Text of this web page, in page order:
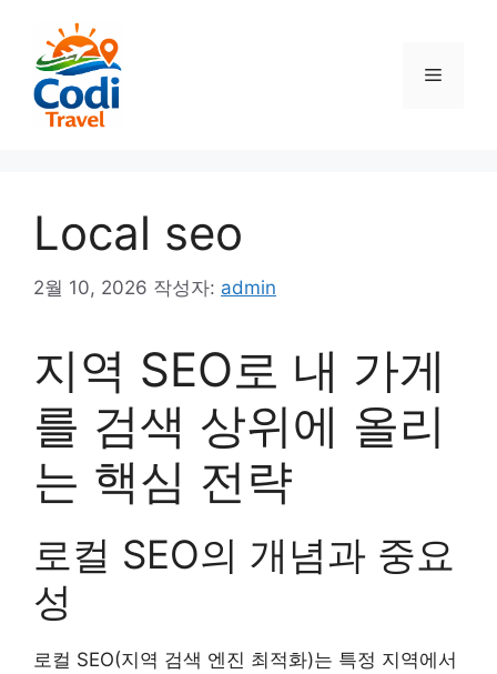
메
Local seo
2월 10, 2026 작성자: admin
지역 SEO로 내 가게
를 검색 상위에 올리
는 핵심 전략
로컬 SEO의 개념과 중요
성
로컬 SEO(지역 검색 엔진 최적화)는 특정 지역에서